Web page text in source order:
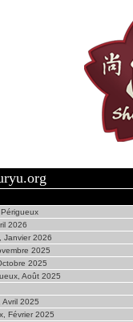
2026
Janvier 2026
2025
2025
Août 2025
2025
Février 2025